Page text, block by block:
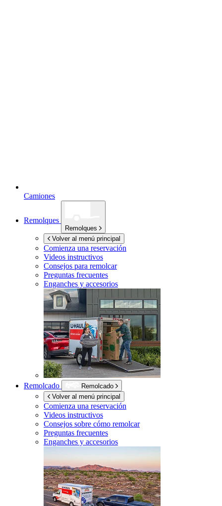
Camiones
Remolques
Remolques
Volver al menú principal
Comienza una reservación
Videos instructivos
Consejos para remolcar
Preguntas frecuentes
Enganches y accesorios
Remolcado
Remolcado
Volver al menú principal
Comienza una reservación
Videos instructivos
Consejos sobre cómo remolcar
Preguntas frecuentes
Enganches y accesorios